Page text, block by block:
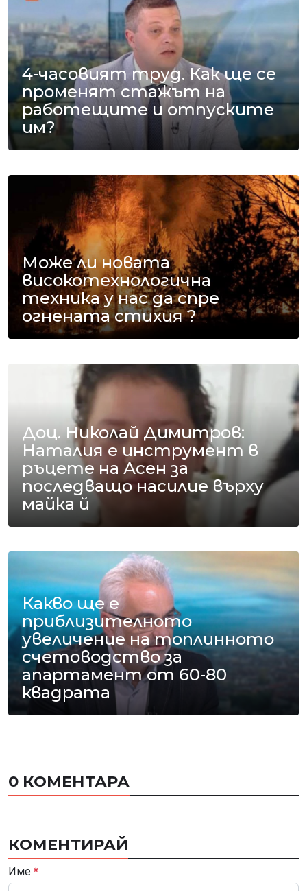
4-часовият труд. Как ще се
променят стажът на
работещите и отпуските
им?
Може ли новата
високотехнологична
техника у нас да спре
огнената стихия ?
Доц. Николай Димитров:
Наталия е инструмент в
ръцете на Асен за
последващо насилие върху
майка й
Какво ще е
приблизителното
увеличение на топлинното
счетоводство за
апартамент от 60-80
квадрата
0 КОМЕНТАРА
КОМЕНТИРАЙ
Име *